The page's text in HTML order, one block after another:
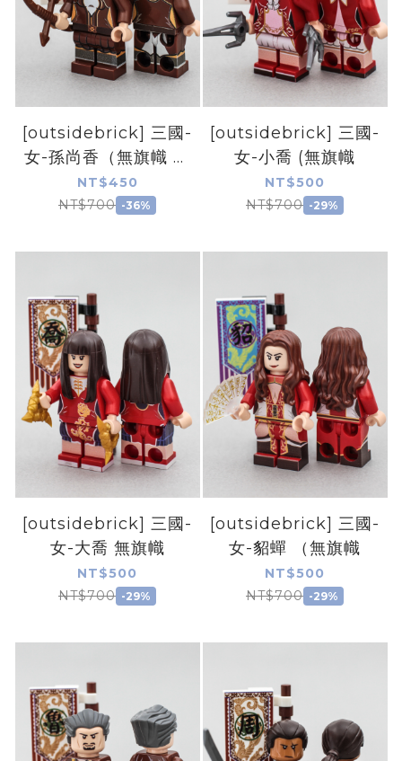
[outsidebrick] 三國-
女-孫尚香（無旗幟 無
配件
NT$450
NT$700 -36%
[outsidebrick] 三國-
女-小喬 (無旗幟
NT$500
NT$700 -29%
[outsidebrick] 三國-
女-大喬 無旗幟
NT$500
NT$700 -29%
[outsidebrick] 三國-
女-貂蟬 （無旗幟
NT$500
NT$700 -29%